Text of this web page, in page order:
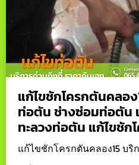
แก้ไขชักโครกตันคลอ
ท่อตัน ช่างซ่อมท่อตัน
ทะลวงท่อตัน แก้ไขชัก
แก้ไขชักโครกตันคลอง15 บริ